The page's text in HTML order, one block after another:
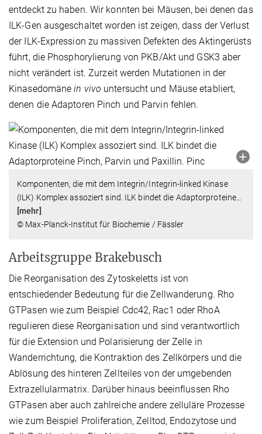
entdeckt zu haben. Wir konnten bei Mäusen, bei denen das
ILK-Gen ausgeschaltet worden ist zeigen, dass der Verlust
der ILK-Expression zu massiven Defekten des Aktingerüsts
führt, die Phosphorylierung von PKB/Akt und GSK3 aber
nicht verändert ist. Zurzeit werden Mutationen in der
Kinasedomänein vivo untersucht und Mäuse etabliert,
denen die Adaptoren Pinch und Parvin fehlen.
Komponenten, die mit dem Integrin/Integrin-linked Kinase
(ILK) Komplex assoziert sind. ILK bindet die Adaptorproteine
[mehr]
© Max-Planck-Institut für Biochemie / Fässler
Arbeitsgruppe Brakebusch
Die Reorganisation des Zytoskeletts ist von
entschiedender Bedeutung für die Zellwanderung. Rho
GTPasen wie zum Beispiel Cdc42, Rac1 oder RhoA
regulieren diese Reorganisation und sind verantwortlich
für die Extension und Polarisierung der Zelle in
Wanderrichtung, die Kontraktion des Zellkörpers und die
Ablösung des hinteren Zellteiles von der umgebenden
Extrazellularmatrix. Darüber hinaus beeinflussen Rho
GTPasen aber auch zahlreiche andere zelluläre Prozesse
wie zum Beispiel Proliferation, Zelltod, Endozytose und